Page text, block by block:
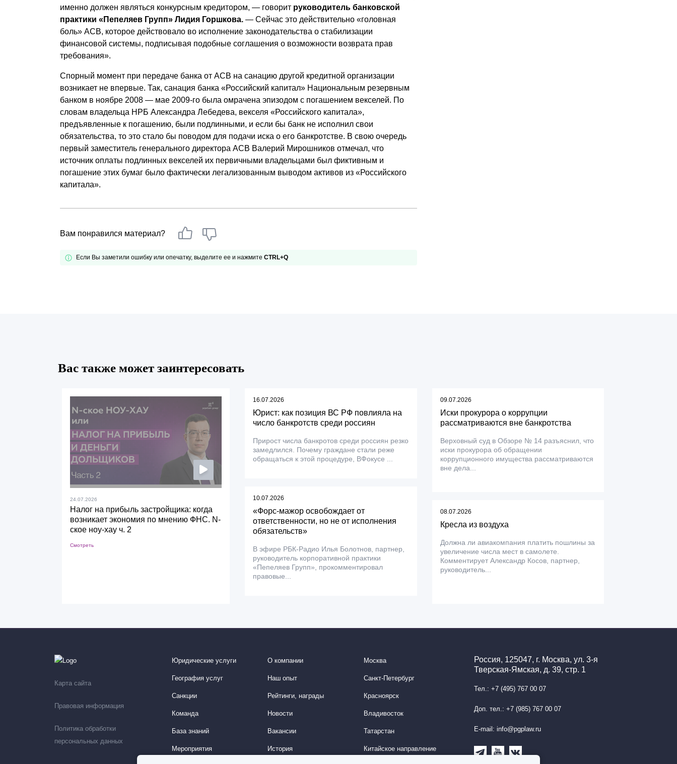
именно должен являться конкурсным кредитором, — говорит руководитель банковской
практики «Пепеляев Групп» Лидия Горшкова. — Сейчас это действительно «головная
боль» АСВ, которое действовало во исполнение законодатель­ства о стабилизации
финансовой си­стемы, подписывая подобные соглашения о возможности возврата прав
требования».
Спорный момент при передаче банка от АСВ на санацию другой кредитной организации
возникает не впервые. Так, санация банка «Российский капитал» Национальным резервным
банком в ноябре 2008 — мае 2009-го была омрачена эпизодом с погашением векселей. По
словам владельца НРБ Александра Лебедева, векселя «Российского капитала»,
предъявленные к погашению, были подлинными, и если бы банк не исполнил свои
обязательства, то это стало бы поводом для подачи иска о его банкротстве. В свою очередь
первый заместитель генерального директора АСВ Валерий Мирошников отмечал, что
источник оплаты подлинных векселей их первичными владельцами был фиктивным и
погашение этих бумаг было фактически легализованным выводом активов из «Российского
капитала».
Вам понравился материал?
Если Вы заметили ошибку или опечатку, выделите ее и нажмите CTRL+Q
Вас также может заинтересовать
24.07.2026
Налог на прибыль застройщика: когда
возникает экономия по мнению ФНС. N-
ское ноу-хау ч. 2
Смотреть
16.07.2026
Юрист: как позиция ВС РФ повлияла на
число банкротств среди россиян
Прирост числа банкротов среди россиян резко
замедлился. Почему граждане стали реже
обращаться к этой процедуре, ВФокусе ...
10.07.2026
«Форс-мажор освобождает от
ответственности, но не от исполнения
обязательств»
В эфире РБК-Радио Илья Болотнов, партнер,
руководитель корпоративной практики
«Пепеляев Групп», прокомментировал
правовые...
09.07.2026
Иски прокурора о коррупции
рассматриваются вне банкротства
Верховный суд в Обзоре № 14 разъяснил, что
иски прокурора об обращении
коррупционного имущества рассматриваются
вне дела...
08.07.2026
Кресла из воздуха
Должна ли авиакомпания платить пошлины за
увеличение числа мест в самолете.
Комментирует Александр Косов, партнер,
руководитель...
Карта сайта
Правовая информация
Политика обработки
персональных данных
Юридические услуги
География услуг
Санкции
Команда
База знаний
Мероприятия
О компании
Наш опыт
Рейтинги, награды
Новости
Вакансии
История
Москва
Санкт-Петербург
Красноярск
Владивосток
Татарстан
Китайское направление
Россия, 125047, г. Москва, ул. 3-я
Тверская-Ямская, д. 39, стр. 1
Тел.: +7 (495) 767 00 07
Доп. тел.: +7 (985) 767 00 07
E-mail: info@pgplaw.ru